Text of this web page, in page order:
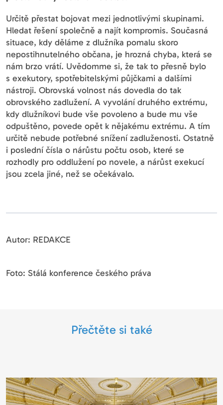
Určitě přestat bojovat mezi jednotlivými skupinami.
Hledat řešení společně a najít kompromis. Současná
situace, kdy děláme z dlužníka pomalu skoro
nepostihnutelného občana, je hrozná chyba, která se
nám brzo vrátí. Uvědomme si, že tak to přesně bylo
s exekutory, spotřebitelskými půjčkami a dalšími
nástroji. Obrovská volnost nás dovedla do tak
obrovského zadlužení. A vyvolání druhého extrému,
kdy dlužníkovi bude vše povoleno a bude mu vše
odpuštěno, povede opět k nějakému extrému. A tím
určitě nebude potřebné snížení zadluženosti. Ostatně
i poslední čísla o nárůstu počtu osob, které se
rozhodly pro oddlužení po novele, a nárůst exekucí
jsou zcela jiné, než se očekávalo.
Autor: REDAKCE
Foto: Stálá konference českého práva
Přečtěte si také